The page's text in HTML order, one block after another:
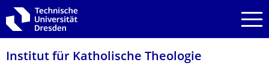
Zur Hauptnavigation springen
Zur Suche springen
Zum Inhalt springen
Institut für Katholische Theologie